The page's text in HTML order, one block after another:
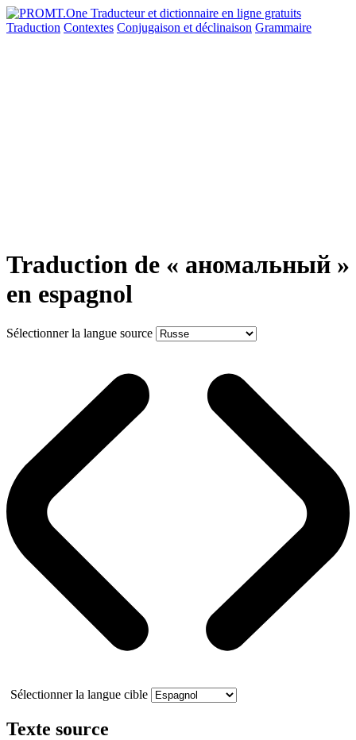
Traduction Contextes Conjugaison et déclinaison Grammaire
Traduction de « аномальный »
en espagnol
Sélectionner la langue source
Sélectionner la langue cible
Texte source